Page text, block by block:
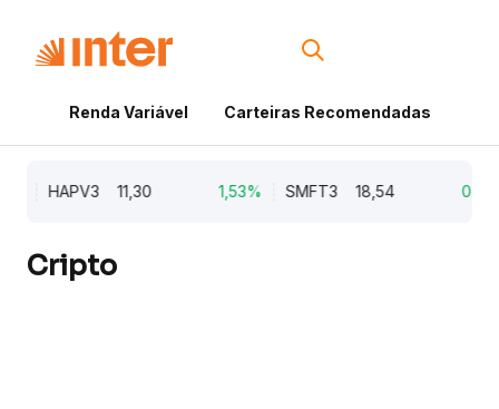
Renda Variável Carteiras Recomendadas
HAPV3 11,30 1,53% SMFT3 18,54
Cripto